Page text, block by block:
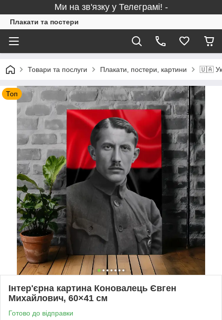
Ми на зв'язку у Телеграмі! -
Плакати та постери
Товари та послуги Плакати, постери, картини 🇺🇦
Топ
Інтер'єрна картина Коновалець Євген
Михайлович, 60×41 см
Готово до відправки